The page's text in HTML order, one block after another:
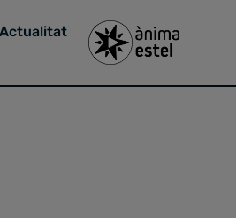
Actualitat